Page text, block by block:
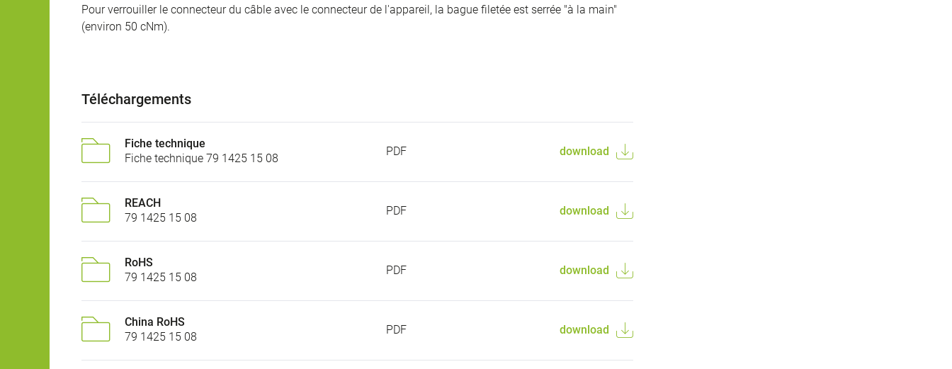
Pour verrouiller le connecteur du câble avec le connecteur de l'appareil, la bague filetée est serrée "à la main"
(environ 50 cNm).
Téléchargements
Fiche technique
Fiche technique 79 1425 15 08
PDF download
REACH
79 1425 15 08
PDF download
RoHS
79 1425 15 08
PDF download
China RoHS
79 1425 15 08
PDF download